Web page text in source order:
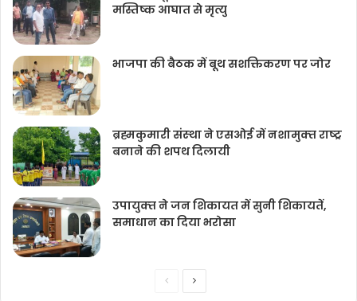
मस्तिष्क आघात से मृत्यु
भाजपा की बैठक में बूथ सशक्तिकरण पर जोर
ब्रह्मकुमारी संस्‍था ने एसओई में नशामुक्‍त राष्‍ट्र
बनाने की शपथ दिलायी
उपायुक्‍त ने जन शिकायत में सुनी शिकायतें,
समाधान का दिया भरोसा
PreviousNext